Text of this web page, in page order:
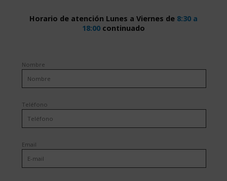
Horario de atención Lunes a Viernes de 8:30 a
18:00continuado
Nombre
Teléfono
Email